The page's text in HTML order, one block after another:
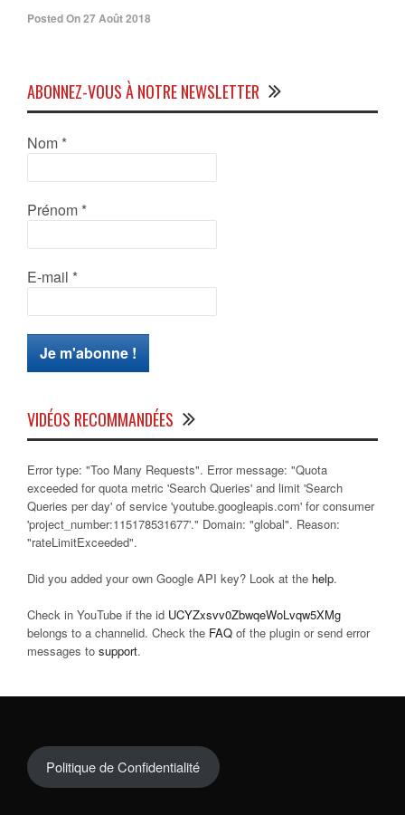
Posted On 27 Août 2018
ABONNEZ-VOUS À NOTRE NEWSLETTER
Nom *
Prénom *
E-mail *
VIDÉOS RECOMMANDÉES
Error type: "Too Many Requests". Error message: "Quota
exceeded for quota metric 'Search Queries' and limit 'Search
Queries per day' of service 'youtube.googleapis.com' for consumer
'project_number:115178531677'." Domain: "global". Reason:
"rateLimitExceeded".
Did you added your own Google API key? Look at the help.
Check in YouTube if the id UCYZxsvv0ZbwqeWoLvqw5XMg
belongs to a channelid. Check the FAQ of the plugin or send error
messages to support.
Politique de Confidentialité